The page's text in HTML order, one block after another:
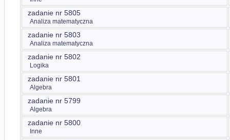
zadanie nr 5805
Analiza matematyczna
zadanie nr 5803
Analiza matematyczna
zadanie nr 5802
Logika
zadanie nr 5801
Algebra
zadanie nr 5799
Algebra
zadanie nr 5800
Inne